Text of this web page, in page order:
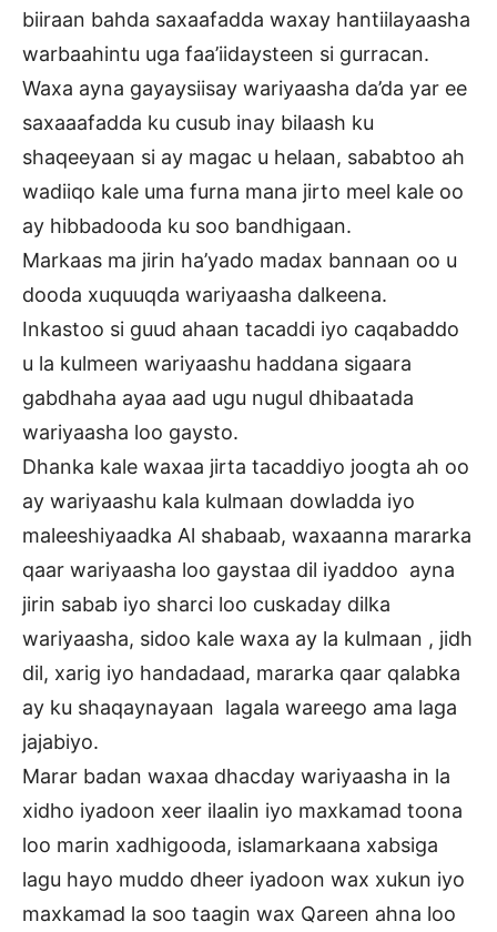
biiraan bahda saxaafadda waxay hantiilayaasha
warbaahintu uga faa’iidaysteen si gurracan.
Waxa ayna gayaysiisay wariyaasha da’da yar ee
saxaaafadda ku cusub inay bilaash ku
shaqeeyaan si ay magac u helaan, sababtoo ah
wadiiqo kale uma furna mana jirto meel kale oo
ay hibbadooda ku soo bandhigaan.
Markaas ma jirin ha’yado madax bannaan oo u
dooda xuquuqda wariyaasha dalkeena.
Inkastoo si guud ahaan tacaddi iyo caqabaddo
u la kulmeen wariyaashu haddana sigaara
gabdhaha ayaa aad ugu nugul dhibaatada
wariyaasha loo gaysto.
Dhanka kale waxaa jirta tacaddiyo joogta ah oo
ay wariyaashu kala kulmaan dowladda iyo
maleeshiyaadka Al shabaab, waxaanna mararka
qaar wariyaasha loo gaystaa dil iyaddoo ayna
jirin sabab iyo sharci loo cuskaday dilka
wariyaasha, sidoo kale waxa ay la kulmaan , jidh
dil, xarig iyo handadaad, mararka qaar qalabka
ay ku shaqaynayaan lagala wareego ama laga
jajabiyo.
Marar badan waxaa dhacday wariyaasha in la
xidho iyadoon xeer ilaalin iyo maxkamad toona
loo marin xadhigooda, islamarkaana xabsiga
lagu hayo muddo dheer iyadoon wax xukun iyo
maxkamad la soo taagin wax Qareen ahna loo